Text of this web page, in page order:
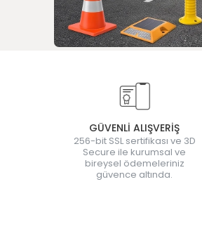
GÜVENLİ ALIŞVERİŞ
256-bit SSL sertifikası ve 3D
Secure ile kurumsal ve
bireysel ödemeleriniz
güvence altında.